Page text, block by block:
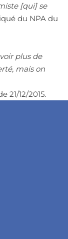
[qui] se
du NPA du
plus de
mais on
21/12/2015.